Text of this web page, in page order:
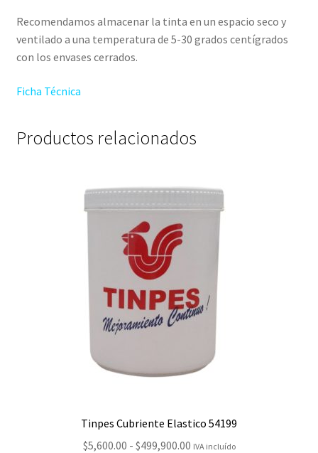
Recomendamos almacenar la tinta en un espacio seco y
ventilado a una temperatura de 5-30 grados centígrados
con los envases cerrados.
Ficha Técnica
Productos relacionados
Tinpes Cubriente Elastico 54199
$5,600.00 - $499,900.00Rango
IVA incluído